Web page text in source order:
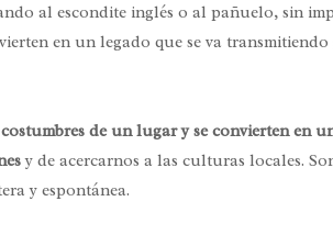
al escondite inglés o al pañuelo, sin
en un legado que se va
de un lugar y se convierten en
y de acercarnos a las culturas locales.
y espontánea.